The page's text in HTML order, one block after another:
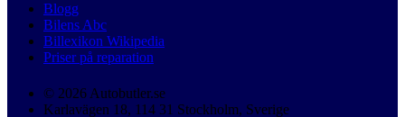
Blogg
Bilens Abc
Billexikon Wikipedia
Priser på reparation
© 2026 Autobutler.se
Karlavägen 18, 114 31 Stockholm, Sverige